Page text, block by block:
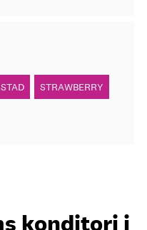
STRAWBERRY
konditori i